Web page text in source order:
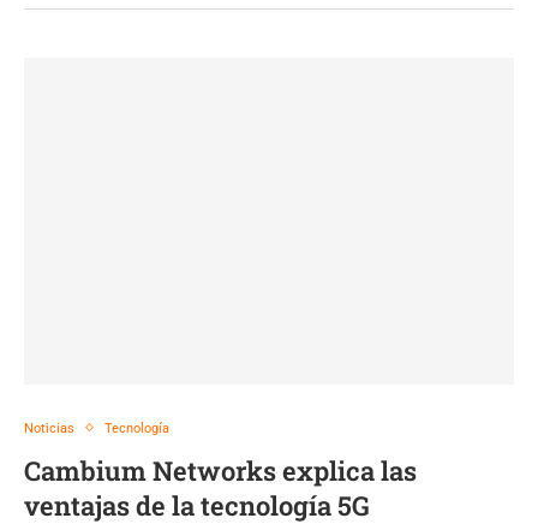
Noticias Tecnología
Cambium Networks explica las
ventajas de la tecnología 5G